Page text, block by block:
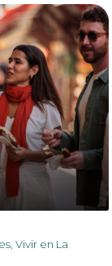
, Vivir en La